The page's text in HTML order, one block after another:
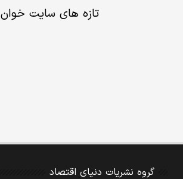
تازه های سایت خوان
گروه نشریات دنیای اقتصاد